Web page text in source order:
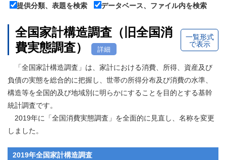
提供分類、表題を検索
データベース、ファイル内を検索
全国家計構造調査（旧全国消
費実態調査）
詳細
一覧形式
で表示
「全国家計構造調査」は、家計における消費、所得、資産及び
負債の実態を総合的に把握し、世帯の所得分布及び消費の水準、
構造等を全国的及び地域別に明らかにすることを目的とする基幹
統計調査です。
2019年に「全国消費実態調査」を全面的に見直し、名称を変更
しました。
2019年全国家計構造調査